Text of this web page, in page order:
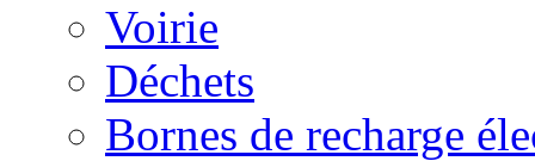
Voirie
Déchets
Bornes de recharge